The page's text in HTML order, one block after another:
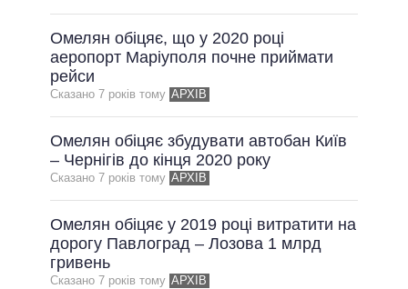
Омелян обіцяє, що у 2020 році
аеропорт Маріуполя почне приймати
рейси
Сказано 7 рокiв тому АРХІВ
Омелян обіцяє збудувати автобан Київ
– Чернігів до кінця 2020 року
Сказано 7 рокiв тому АРХІВ
Омелян обіцяє у 2019 році витратити на
дорогу Павлоград – Лозова 1 млрд
гривень
Сказано 7 рокiв тому АРХІВ